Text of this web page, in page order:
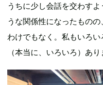
うちに少し会話を交わす
うな関係性になったもの
わけでもなく。私もいろ
（本当に、いろいろ）あり